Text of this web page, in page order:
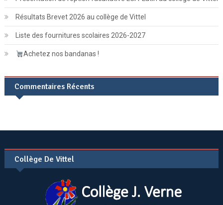
Résultats Brevet 2026 au collège de Vittel
Liste des fournitures scolaires 2026-2027
Achetez nos bandanas !
Commentaires Récents
Collège De Vittel